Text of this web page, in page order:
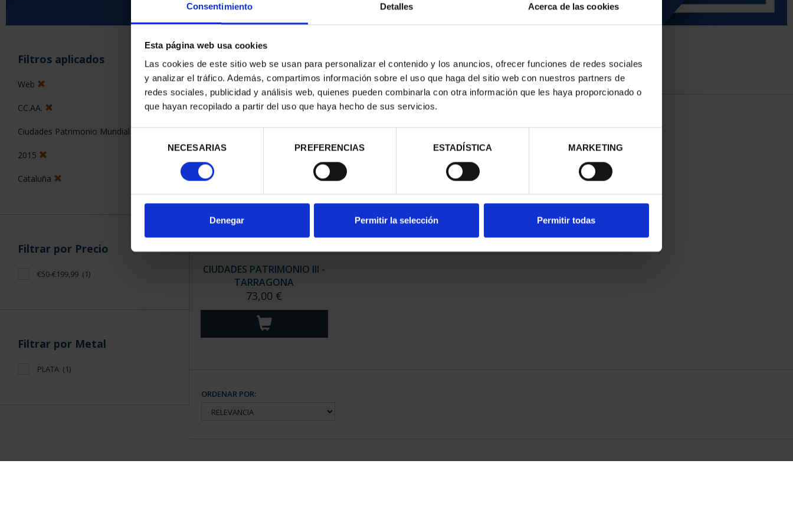
Consentimiento Detalles Acerca de las cookies
Esta página web usa cookies
Las cookies de este sitio web se usan para personalizar el contenido y los anuncios, ofrecer funciones de redes sociales
y analizar el tráfico. Además, compartimos información sobre el uso que haga del sitio web con nuestros partners de
redes sociales, publicidad y análisis web, quienes pueden combinarla con otra información que les haya proporcionado o
que hayan recopilado a partir del uso que haya hecho de sus servicios.
consentimiento
NECESARIAS PREFERENCIAS ESTADÍSTICA MARKETING
Denegar Permitir la selección Permitir todas
Filtros aplicados
Web
CC.AA.
Ciudades Patrimonio Mundial
2015
Cataluña
Filtrar por Precio
€50-€199,99 (1)
Filtrar por Metal
PLATA (1)
ORDENAR POR:
1 Productos encontrados
CIUDADES PATRIMONIO III -
TARRAGONA
73,00 €
ORDENAR POR: